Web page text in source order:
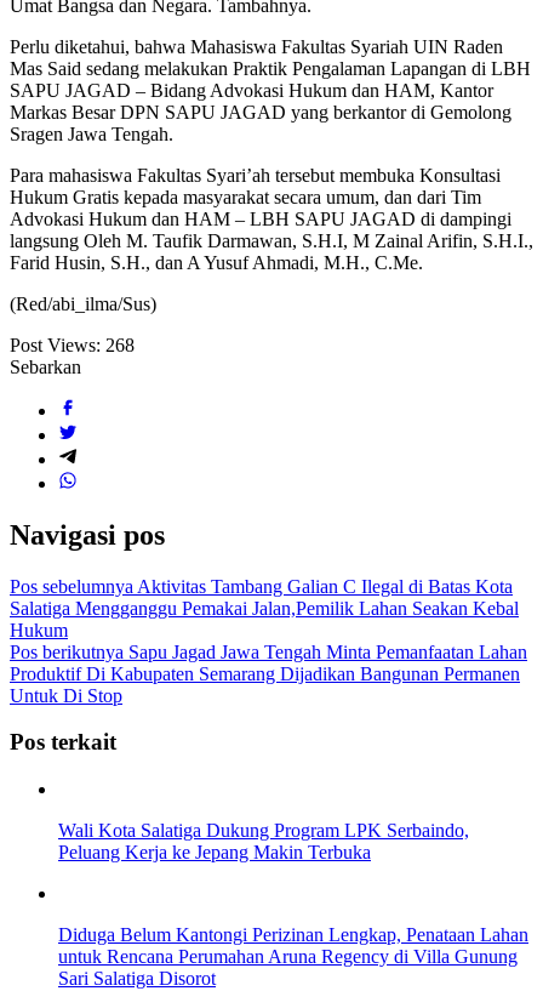
Umat Bangsa dan Negara. Tambahnya.
Perlu diketahui, bahwa Mahasiswa Fakultas Syariah UIN Raden
Mas Said sedang melakukan Praktik Pengalaman Lapangan di LBH
SAPU JAGAD – Bidang Advokasi Hukum dan HAM, Kantor
Markas Besar DPN SAPU JAGAD yang berkantor di Gemolong
Sragen Jawa Tengah.
Para mahasiswa Fakultas Syari’ah tersebut membuka Konsultasi
Hukum Gratis kepada masyarakat secara umum, dan dari Tim
Advokasi Hukum dan HAM – LBH SAPU JAGAD di dampingi
langsung Oleh M. Taufik Darmawan, S.H.I, M Zainal Arifin, S.H.I.,
Farid Husin, S.H., dan A Yusuf Ahmadi, M.H., C.Me.
(Red/abi_ilma/Sus)
Post Views: 268
Sebarkan
Navigasi pos
Pos sebelumnya Aktivitas Tambang Galian C Ilegal di Batas Kota
Salatiga Mengganggu Pemakai Jalan,Pemilik Lahan Seakan Kebal
Hukum
Pos berikutnya Sapu Jagad Jawa Tengah Minta Pemanfaatan Lahan
Produktif Di Kabupaten Semarang Dijadikan Bangunan Permanen
Untuk Di Stop
Pos terkait
Wali Kota Salatiga Dukung Program LPK Serbaindo,
Peluang Kerja ke Jepang Makin Terbuka
Diduga Belum Kantongi Perizinan Lengkap, Penataan Lahan
untuk Rencana Perumahan Aruna Regency di Villa Gunung
Sari Salatiga Disorot